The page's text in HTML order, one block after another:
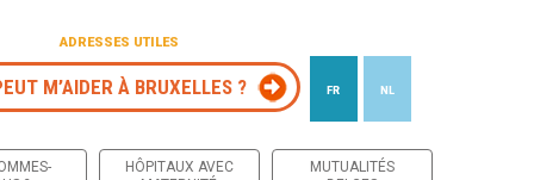
ADRESSES UTILES
M’AIDER À BRUXELLES ? FR NL
HÔPITAUX AVEC
MUTUALITÉS